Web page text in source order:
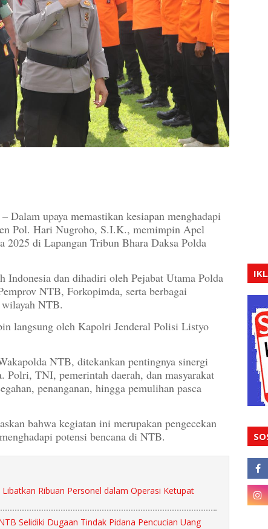
upaya memastikan kesiapan menghadapi
Pol. Hari Nugroho, S.I.K., memimpin Apel
2025 di Lapangan Tribun Bhara Daksa Polda
Indonesia dan dihadiri oleh Pejabat Utama Polda
NTB, Forkopimda, serta berbagai
wilayah NTB.
langsung oleh Kapolri Jenderal Polisi Listyo
NTB, ditekankan pentingnya sinergi
Polri, TNI, pemerintah daerah, dan masyarakat
penanganan, hingga pemulihan pasca
bahwa kegiatan ini merupakan pengecekan
potensi bencana di NTB.
Ribuan Personel dalam Operasi Ketupat
Selidiki Dugaan Tindak Pidana Pencucian Uang